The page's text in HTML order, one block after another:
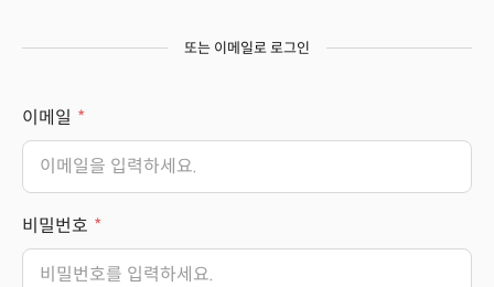
또는 이메일로 로그인
이메일
비밀번호